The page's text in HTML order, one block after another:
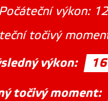
Počáteční výkon:
točivý
výkon:
točivý moment: